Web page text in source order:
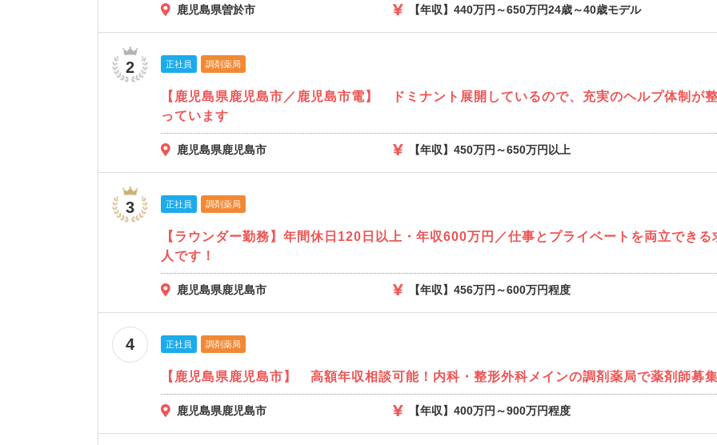
鹿児島県曽於市 【年収】440万円～650万円24歳～40歳モデル
2 正社員 調剤薬局
【鹿児島県鹿児島市／鹿児島市電】 ドミナント展開しているので、充実のヘルプ体制が
っています
鹿児島県鹿児島市 【年収】450万円～650万円以上
3 正社員 調剤薬局
【ラウンダー勤務】年間休日120日以上・年収600万円／仕事とプライベートを両立できる
人です！
鹿児島県鹿児島市 【年収】456万円～600万円程度
4 正社員 調剤薬局
【鹿児島県鹿児島市】 高額年収相談可能！内科・整形外科メインの調剤薬局で薬剤師募
鹿児島県鹿児島市 【年収】400万円～900万円程度